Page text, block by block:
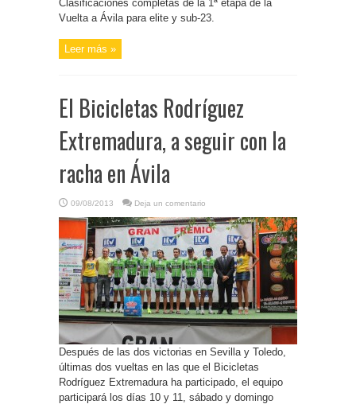
Clasificaciones completas de la 1ª etapa de la
Vuelta a Ávila para elite y sub-23.
Leer más »
El Bicicletas Rodríguez
Extremadura, a seguir con la
racha en Ávila
09/08/2013 Deja un comentario
Después de las dos victorias en Sevilla y Toledo,
últimas dos vueltas en las que el Bicicletas
Rodríguez Extremadura ha participado, el equipo
participará los días 10 y 11, sábado y domingo